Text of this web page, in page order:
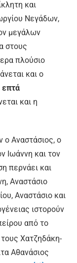
και
Νεγάδων,
μεγάλων
στους
πλούσιο
και ο
επτά
και η
ο Αναστάσιος, ο
Ιωάννη και τον
περνάει και
Αναστάσιο
Αναστάσιο και
ιστορούν
από το
Χατζηδάκη-
Αθανάσιος